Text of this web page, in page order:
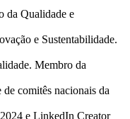
da Qualidade e
e Sustentabilidade.
Membro da
comitês nacionais da
e LinkedIn Creator